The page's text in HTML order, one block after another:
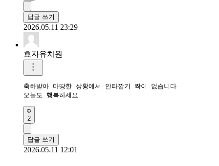
답글 쓰기
2026.05.11 23:29
효자유치원
축하받아 마땅한 상황에서 안타깝기 짝이 없습니다
오늘도 행복하세요
2
답글 쓰기
2026.05.11 12:01